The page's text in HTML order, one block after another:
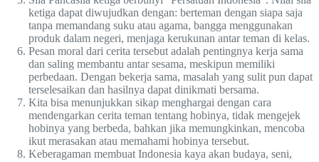
ketiga dapat diwujudkan dengan: berteman dengan siapa saja
tanpa memandang suku atau agama, bangga menggunakan
produk dalam negeri, menjaga kerukunan antar teman di kelas.
Pesan moral dari cerita tersebut adalah pentingnya kerja sama
dan saling membantu antar sesama, meskipun memiliki
perbedaan. Dengan bekerja sama, masalah yang sulit pun dapat
terselesaikan dan hasilnya dapat dinikmati bersama.
Kita bisa menunjukkan sikap menghargai dengan cara
mendengarkan cerita teman tentang hobinya, tidak mengejek
hobinya yang berbeda, bahkan jika memungkinkan, mencoba
ikut merasakan atau memahami hobinya tersebut.
Keberagaman membuat Indonesia kaya akan budaya, seni,